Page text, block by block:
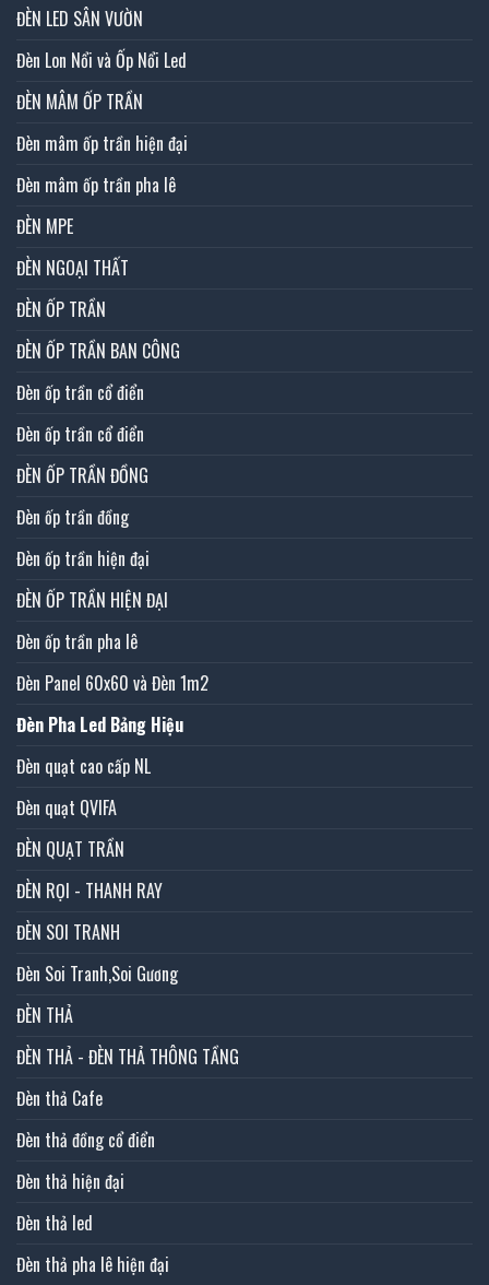
ĐÈN LED SÂN VƯỜN
Đèn Lon Nổi và Ốp Nổi Led
ĐÈN MÂM ỐP TRẦN
Đèn mâm ốp trần hiện đại
Đèn mâm ốp trần pha lê
ĐÈN MPE
ĐÈN NGOẠI THẤT
ĐÈN ỐP TRẦN
ĐÈN ỐP TRẦN BAN CÔNG
Đèn ốp trần cổ điển
Đèn ốp trần cổ điển
ĐÈN ỐP TRẦN ĐỒNG
Đèn ốp trần đồng
Đèn ốp trần hiện đại
ĐÈN ỐP TRẦN HIỆN ĐẠI
Đèn ốp trần pha lê
Đèn Panel 60x60 và Đèn 1m2
Đèn Pha Led Bảng Hiệu
Đèn quạt cao cấp NL
Đèn quạt QVIFA
ĐÈN QUẠT TRẦN
ĐÈN RỌI - THANH RAY
ĐÈN SOI TRANH
Đèn Soi Tranh,Soi Gương
ĐÈN THẢ
ĐÈN THẢ - ĐÈN THẢ THÔNG TẦNG
Đèn thả Cafe
Đèn thả đồng cổ điển
Đèn thả hiện đại
Đèn thả led
Đèn thả pha lê hiện đại